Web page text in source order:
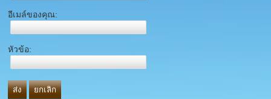
อีเมล์ของคุณ:
หัวข้อ:
ส่ง ยกเลิก